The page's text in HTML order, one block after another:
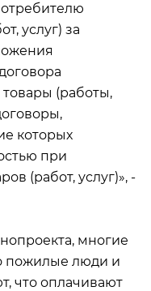
услуг) за
(работы,
которых
при
(работ, услуг)», -
многие
пожилые люди и
что оплачивают